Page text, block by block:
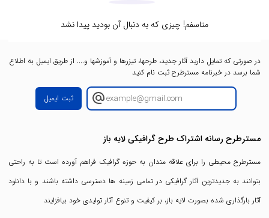
متاسفم! چیزی که به دنبال آن بودید پیدا نشد
در صورتی که تمایل دارید آثار جدید، طرحها، تیزرها و آموزشها و.... از طریق ایمیل به اطلاع
شما برسد در خبرنامه مسترطرح ثبت نام کنید
ثبت ایمیل
مسترطرح رسانه اشتراک طرح گرافیکی لایه باز
مسترطرح محیطی را برای علاقه مندان به حوزه گرافیک فراهم آورده است تا به راحتی
بتوانند به جدیدترین آثار گرافیکی در تمامی زمینه ها دسترسی داشته باشند و با دانلود
آثار بارگذاری شده بصورت لایه باز، بر کیفیت و تنوع آثار تولیدی خود بیافزایند